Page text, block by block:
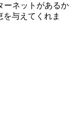
ーネットがあるか
与えてくれま